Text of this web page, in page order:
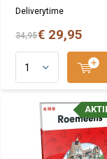
Deliverytime
34,95€ 29,95